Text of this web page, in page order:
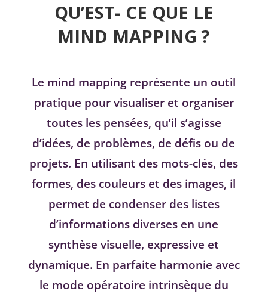
QU’EST- CE QUE LE
MIND MAPPING ?
Le mind mapping représente un outil
pratique pour visualiser et organiser
toutes les pensées, qu’il s’agisse
d’idées, de problèmes, de défis ou de
projets. En utilisant des mots-clés, des
formes, des couleurs et des images, il
permet de condenser des listes
d’informations diverses en une
synthèse visuelle, expressive et
dynamique. En parfaite harmonie avec
le mode opératoire intrinsèque du